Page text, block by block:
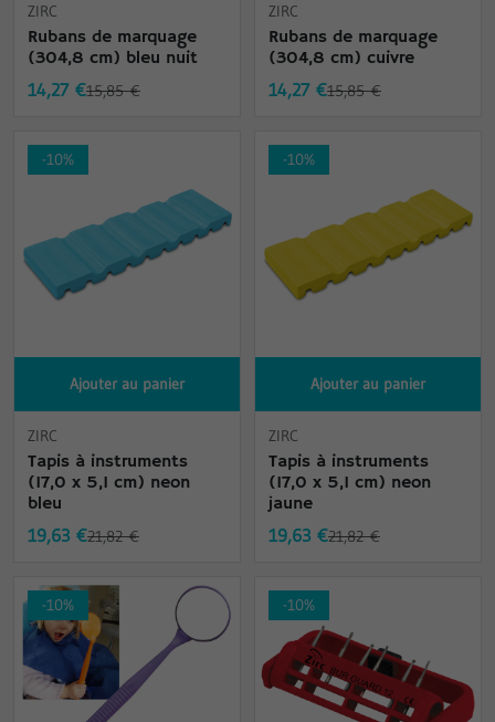
ZIRC
Rubans de marquage
(304,8 cm) bleu nuit
14,27 €15,85 €
ZIRC
Rubans de marquage
(304,8 cm) cuivre
14,27 €15,85 €
-10%
Ajouter au panier
ZIRC
Tapis à instruments
(17,0 x 5,1 cm) neon
bleu
19,63 €21,82 €
-10%
Ajouter au panier
ZIRC
Tapis à instruments
(17,0 x 5,1 cm) neon
jaune
19,63 €21,82 €
-10% -10%